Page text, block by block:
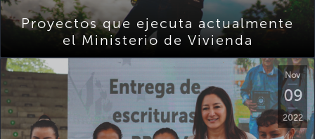
Proyectos que ejecuta actualmente
el Ministerio de Vivienda
Nov
09
2022